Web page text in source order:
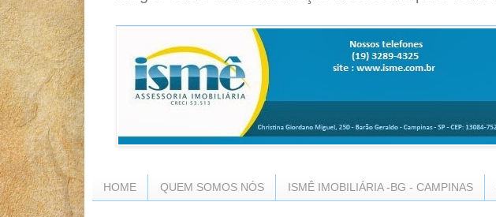
HOME QUEM SOMOS NÓS ISMÊ IMOBILIÁRIA -BG - CAMPINAS